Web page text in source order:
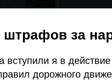
за
вступили я в
дорожного